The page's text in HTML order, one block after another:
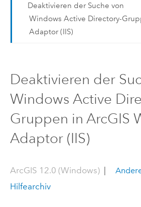
Deaktivieren der Suche von
Windows Active Directory-
Adaptor (IIS)
Deaktivieren der
Windows Active
Gruppen in ArcGIS
Adaptor (IIS)
ArcGIS 12.0 (Windows)|
Hilfearchiv